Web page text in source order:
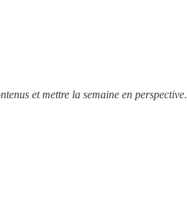
et mettre la semaine en perspective.